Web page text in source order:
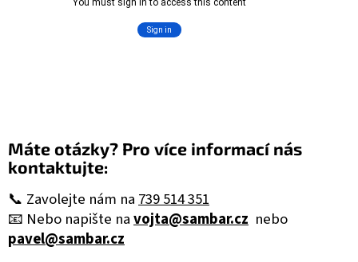
Máte otázky? Pro více informací nás
kontaktujte:
📞 Zavolejte nám na 739 514 351
📧 Nebo napište navojta@sambar.cz nebo
pavel@sambar.cz